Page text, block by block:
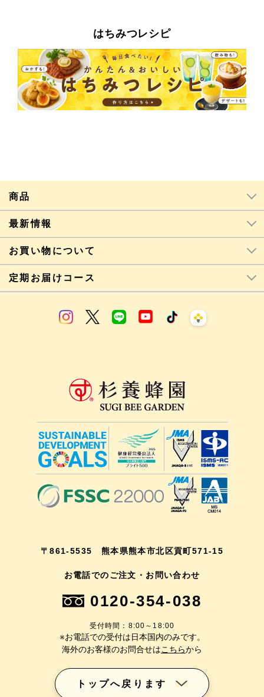
はちみつレシピ
商品
最新情報
お買い物について
定期お届けコース
〒861-5535 熊本県熊本市北区貢町571-15
お電話でのご注文・お問い合わせ
0120-354-038
受付時間：8:00～18:00
※お電話での受付は日本国内のみです。
海外のお客様のお問合せはこちらから
トップへ戻ります